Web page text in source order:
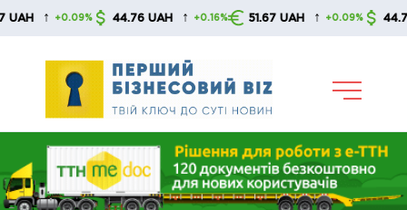
Skip
+0.09% 44.76 UAH ↑ +0.16% 51.67 UAH ↑ +0.09% 44.76 UAH